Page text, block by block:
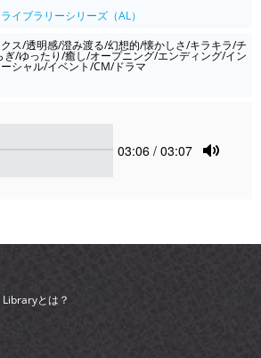
イブラリーシリーズ（AL）
ス/透明感/澄み渡る/幻想的/懐かしさ/キラキラ/チ
ぎ/ゆったり/癒し/オープニング/エンディング/イン
シャル/イベント/CM/ドラマ
Current
03:06 / 03:07
とは？